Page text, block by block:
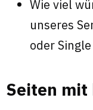
Wie viel
unseres
oder
Seiten mit